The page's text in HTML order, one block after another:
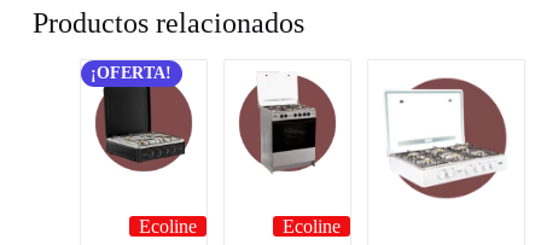
Productos relacionados
¡OFERTA!
Ecoline Ecoline